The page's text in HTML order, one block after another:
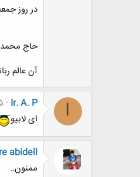
در روز جمعه
حاج محمد
آن عالم
I
Ir. A. P
ای لابیو
abidell
ممنون..